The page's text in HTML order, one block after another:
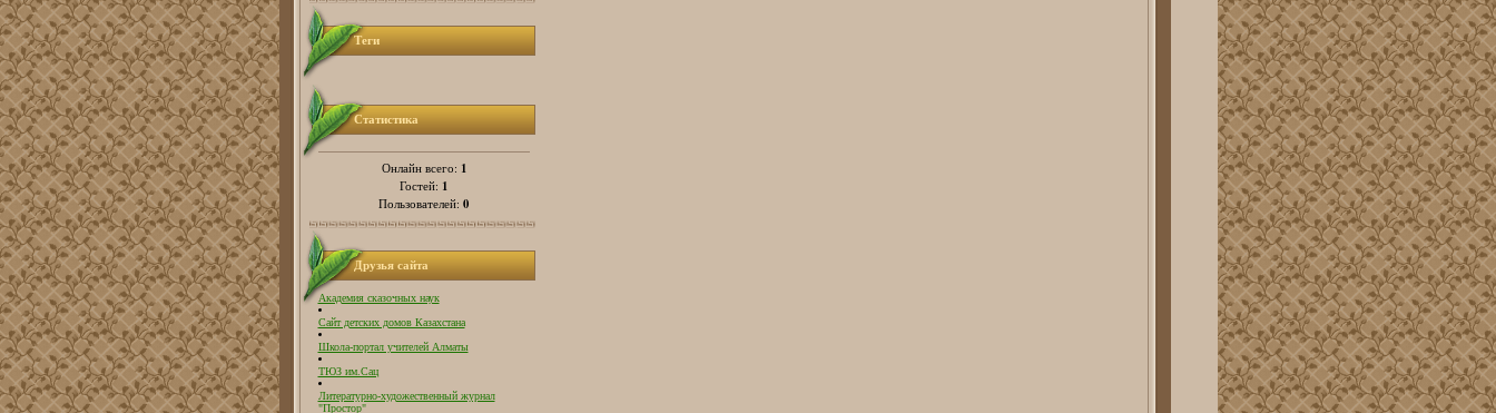
Теги
Статистика
Онлайн всего: 1
Гостей: 1
Пользователей: 0
Друзья сайта
Академия сказочных наук
Сайт детских домов Казахстана
Школа-портал учителей Алматы
ТЮЗ им.Сац
Литературно-художественный журнал
"Простор"